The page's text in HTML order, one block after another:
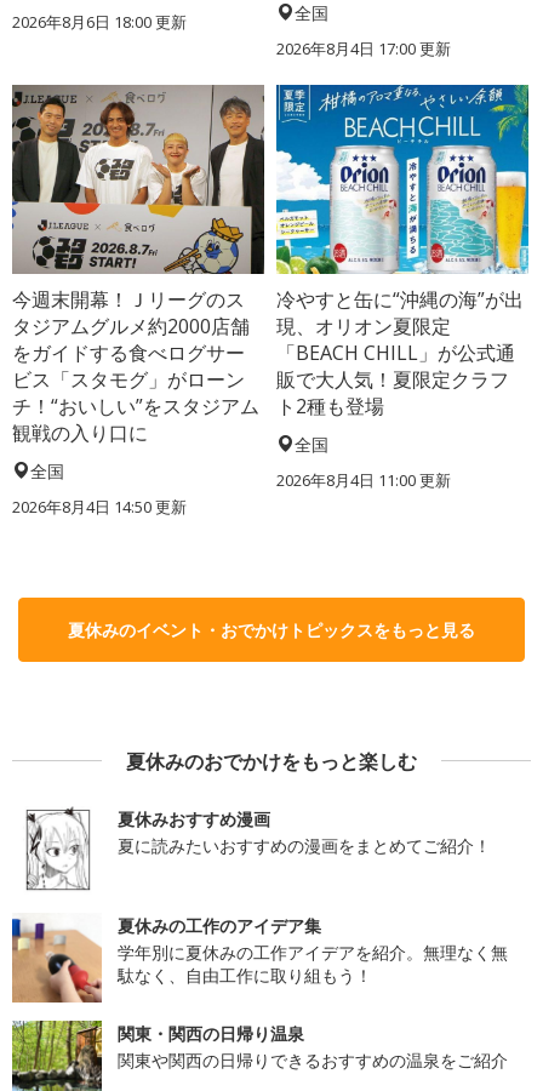
2026年8月6日 18:00更新 全国
2026年8月4日 17:00更新
今週末開幕！Ｊリーグのス
タジアムグルメ約2000店舗
をガイドする食べログサー
ビス「スタモグ」がローン
チ！“おいしい”をスタジアム
観戦の入り口に
全国
2026年8月4日 14:50更新
冷やすと缶に“沖縄の海”が出
現、オリオン夏限定
「BEACH CHILL」が公式通
販で大人気！夏限定クラフ
ト2種も登場
全国
2026年8月4日 11:00更新
夏休みのイベント・おでかけトピックスをもっと見る
夏休みのおでかけをもっと楽しむ
夏休みおすすめ漫画
夏に読みたいおすすめの漫画をまとめてご紹介！
夏休みの工作のアイデア集
学年別に夏休みの工作アイデアを紹介。無理なく無
駄なく、自由工作に取り組もう！
関東・関西の日帰り温泉
関東や関西の日帰りできるおすすめの温泉をご紹介